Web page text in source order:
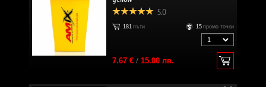
5.0
181 пъти 15 промо точки
7.67 €/ 15.00 лв.